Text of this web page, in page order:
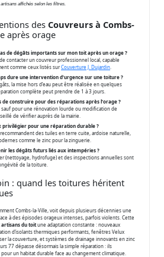
artisans affichés selon les filtres.
des Couvreurs à Combs-
après orage
de dégâts importants sur mon toit après un orage ?
contacter un couvreur professionnel local, capable
comme ceux listés surCouverture J. Dujardin
dure une intervention d’urgence sur une toiture ?
la mise hors d’eau peut être réalisée en quelques
complète peut prendre de 1 à 3 jours.
de construire pour des réparations après l’orage ?
pour une rénovation lourde ou modification de
de vérifier auprès de la mairie.
privilégier pour une réparation durable ?
des tuiles en terre cuite, ardoise naturelle,
comme le zinc pour la zinguerie.
les dégâts futurs liés aux intempéries ?
(nettoyage, hydrofuge) et des inspections annuelles sont
de la toiture.
: quand les toitures héritent
Combs-la-Ville, voit depuis plusieurs décennies une
à des épisodes orageux intenses, parfois violents. Cette
artisans du toitune adaptation constante : nouveaux
d’isolants thermiques performants, fenêtres Velux
la couverture, et systèmes de drainage innovants en zinc
77 dépasse désormais la simple réparation : ils
un habitat durable face au changement climatique.